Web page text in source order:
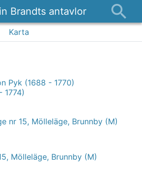
Brandts antavlor
Karta
Pyk (1688 - 1770)
1774)
nr 15, Mölleläge, Brunnby (M)
Mölleläge, Brunnby (M)